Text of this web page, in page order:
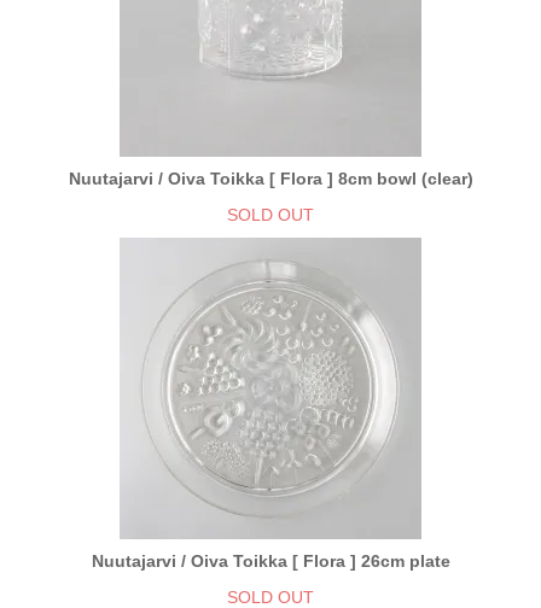
Nuutajarvi / Oiva Toikka [ Flora ] 8cm bowl (clear)
SOLD OUT
Nuutajarvi / Oiva Toikka [ Flora ] 26cm plate
SOLD OUT